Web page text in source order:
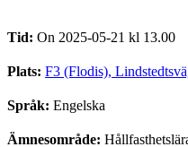
Tid: On 2025-05-21 kl 13.00
Plats: F3 (Flodis),
Språk: Engelska
Ämnesområde: